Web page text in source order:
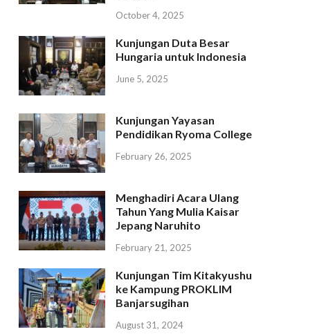
October 4, 2025
Kunjungan Duta Besar
Hungaria untuk Indonesia
June 5, 2025
Kunjungan Yayasan
Pendidikan Ryoma College
February 26, 2025
Menghadiri Acara Ulang
Tahun Yang Mulia Kaisar
Jepang Naruhito
February 21, 2025
Kunjungan Tim Kitakyushu
ke Kampung PROKLIM
Banjarsugihan
August 31, 2024